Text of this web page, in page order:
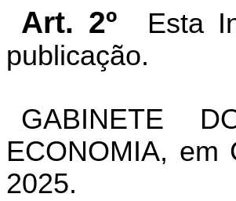
Art. 2º
Esta
publicação.
GABINETE
ECONOMIA,
2025.